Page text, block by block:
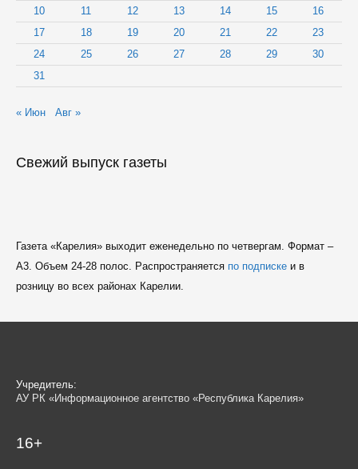
10
11 12 13 14 15
16
17
18 19 20 21 22
23
24
25 26 27 28 29
30
31
« Июн Авг »
Свежий выпуск газеты
Газета «Карелия» выходит еженедельно по четвергам. Формат –
A3. Объем 24-28 полос. Распространяется по подпискеи в
розницу во всех районах Карелии.
Учредитель:
АУ РК «Информационное агентство «Республика Карелия»
16+